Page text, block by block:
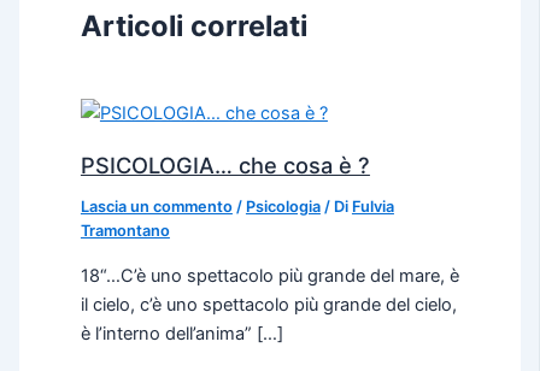
Articoli correlati
PSICOLOGIA… che cosa è ?
Lascia un commento / Psicologia/ Di Fulvia
Tramontano
18“…C’è uno spettacolo più grande del mare, è
il cielo, c’è uno spettacolo più grande del cielo,
è l’interno dell’anima” […]